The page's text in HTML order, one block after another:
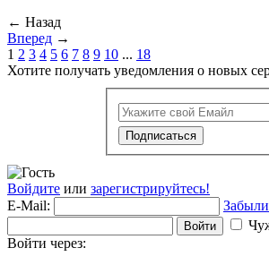
← Назад
Вперед →
1 2 3 4 5 6 7 8 9 10 ... 18
Хотите получать уведомления о новых
Подписаться
Войдите или зарегистрируйтесь!
E-Mail:
Войти
Войти через: